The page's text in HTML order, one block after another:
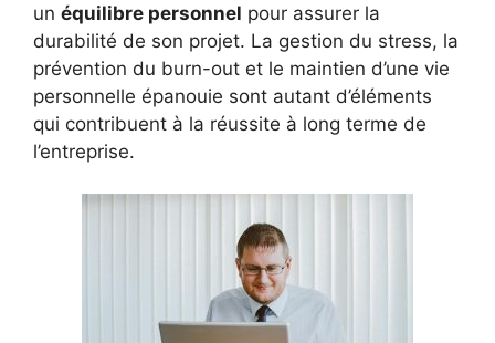
un équilibre personnel pour assurer la
durabilité de son projet. La gestion du stress, la
prévention du burn-out et le maintien d’une vie
personnelle épanouie sont autant d’éléments
qui contribuent à la réussite à long terme de
l’entreprise.